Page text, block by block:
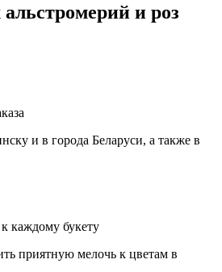
и роз
и в города Беларуси, а также в
каждому букету
приятную мелочь к цветам в